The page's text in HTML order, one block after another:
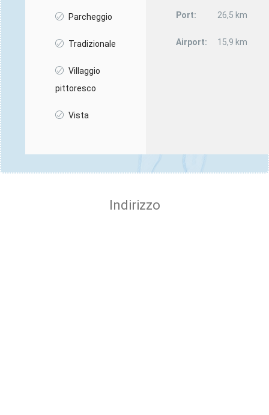
Parcheggio
Tradizionale
Villaggio
pittoresco
Vista
Port: 26,5 km
Airport: 15,9 km
Indirizzo